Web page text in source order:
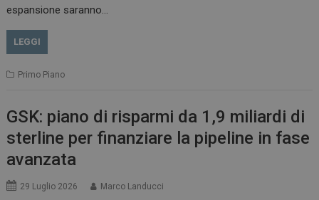
espansione saranno…
LEGGI
Primo Piano
GSK: piano di risparmi da 1,9 miliardi di
sterline per finanziare la pipeline in fase
avanzata
29 Luglio 2026 Marco Landucci